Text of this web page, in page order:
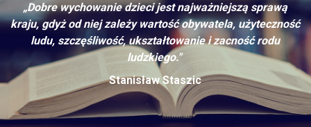
„Dobre wychowanie dzieci jest najważniejszą sprawą
kraju, gdyż od niej zależy wartość obywatela, użyteczność
ludu, szczęśliwość, ukształtowanie i zacność rodu
ludzkiego."
Stanisław Staszic